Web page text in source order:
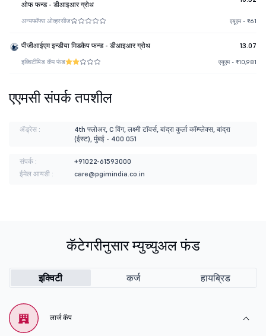
ओफ फन्ड - डीआइआर ग्रोथ
अन्यफॉफ्स ओव्हरसीज एयूएम - ₹61
पीजीआईएम इन्डीया मिडकैप फन्ड - डीआइआर ग्रोथ 13.07
इक्विटीमिड कॅप फंड एयूएम - ₹10,981
एएमसी संपर्क तपशील
ॲड्रेस :
4th फ्लोअर, C विंग, लक्ष्मी टॉवर्स, बांद्रा कुर्ला कॉम्प्लेक्स, बांद्रा
(ईस्ट), मुंबई - 400 051
संपर्क :
+91022-61593000
ईमेल आयडी :
care@pgimindia.co.in
कॅटेगरीनुसार म्युच्युअल फंड
इक्विटी कर्ज हायब्रिड
लार्ज कॅप